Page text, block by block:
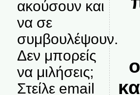
ακούσουν και
να σε
συμβουλέψουν.
Δεν μπορείς
να μιλήσεις;
Στείλε email